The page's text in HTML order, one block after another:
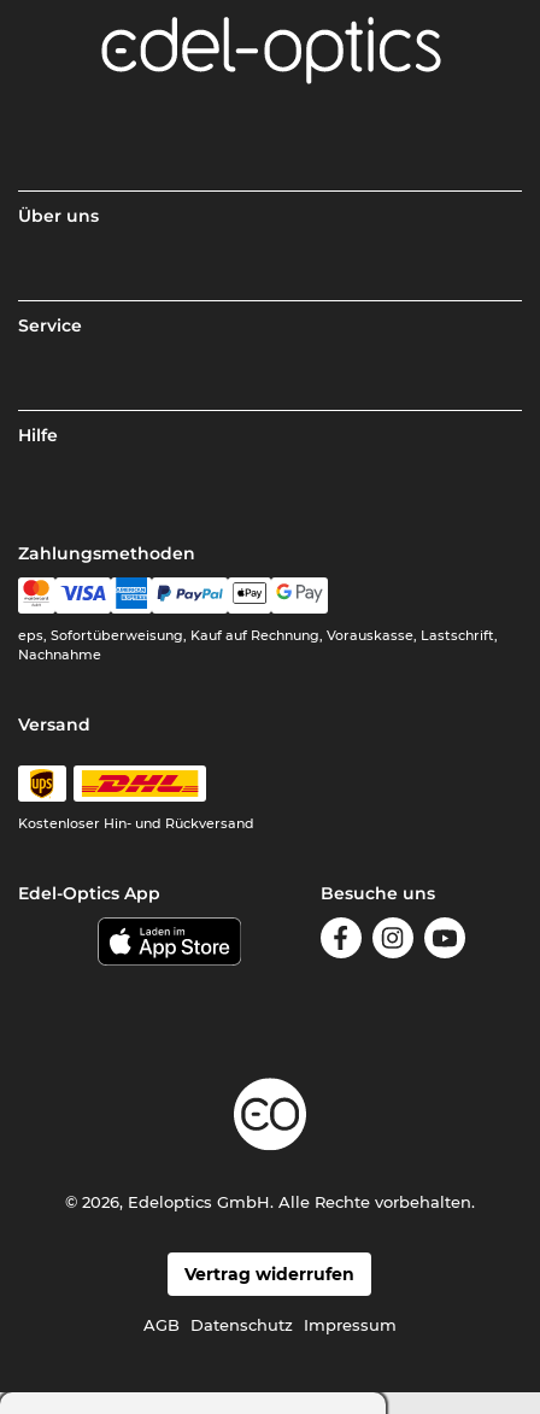
Über uns
Service
Hilfe
Zahlungsmethoden
eps, Sofortüberweisung, Kauf auf Rechnung, Vorauskasse, Lastschrift,
Nachnahme
Versand
Kostenloser Hin- und Rückversand
Edel-Optics App Besuche uns
Vertrag widerrufen
AGB Datenschutz Impressum
© 2026, Edeloptics GmbH. Alle Rechte vorbehalten.